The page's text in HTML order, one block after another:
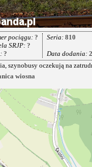
pociągu:?
SRJP:?
?
Seria: 810
Data dodania:
szynobusy oczekują na
wiosna